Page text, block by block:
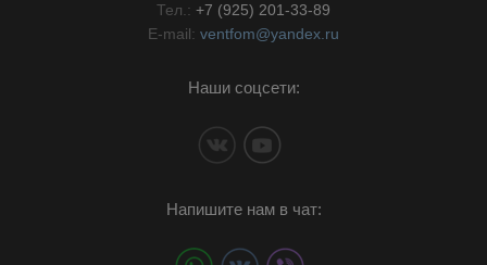
Тел.: +7 (925) 201-33-89
E-mail: ventfom@yandex.ru
Наши соцсети:
Напишите нам в чат: